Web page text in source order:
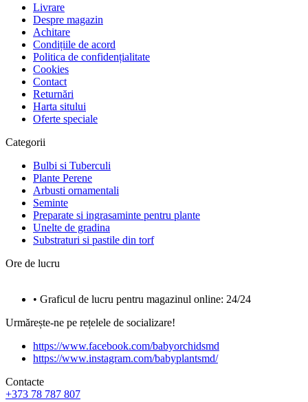
Livrare
Despre magazin
Achitare
Condițiile de acord
Politica de confidențialitate
Cookies
Contact
Returnări
Harta sitului
Oferte speciale
Categorii
Bulbi si Tuberculi
Plante Perene
Arbusti ornamentali
Seminte
Preparate si ingrasaminte pentru plante
Unelte de gradina
Substraturi si pastile din torf
Ore de lucru
• Graficul de lucru pentru magazinul online: 24/24
Urmărește-ne pe rețelele de socializare!
https://www.facebook.com/babyorchidsmd
https://www.instagram.com/babyplantsmd/
Contacte
+373 78 787 807